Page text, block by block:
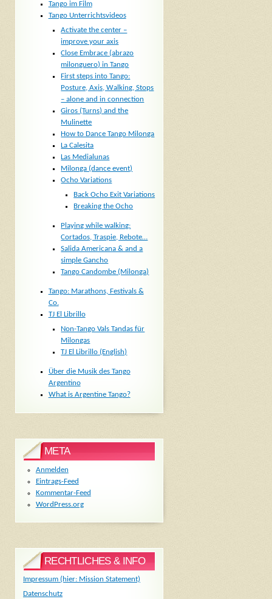
Tango im Film
Tango Unterrichtsvideos
Activate the center –
improve your axis
Close Embrace (abrazo
milonguero) in Tango
First steps into Tango:
Posture, Axis, Walking, Stops
– alone and in connection
Giros (Turns) and the
Mulinette
How to Dance Tango Milonga
La Calesita
Las Medialunas
Milonga (dance event)
Ocho Variations
Back Ocho Exit Variations
Breaking the Ocho
Playing while walking:
Cortados, Traspie, Rebote…
Salida Americana & and a
simple Gancho
Tango Candombe (Milonga)
Tango: Marathons, Festivals &
Co.
TJ El Librillo
Non-Tango Vals Tandas für
Milongas
TJ El Librillo (English)
Über die Musik des Tango
Argentino
What is Argentine Tango?
META
Anmelden
Eintrags-Feed
Kommentar-Feed
WordPress.org
RECHTLICHES & INFO
Impressum (hier: Mission Statement)
Datenschutz